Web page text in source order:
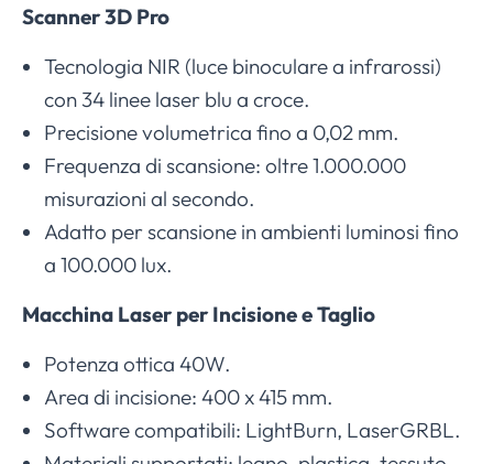
Scanner 3D Pro
Tecnologia NIR (luce binoculare a infrarossi)
con 34 linee laser blu a croce.
Precisione volumetrica fino a 0,02 mm.
Frequenza di scansione: oltre 1.000.000
misurazioni al secondo.
Adatto per scansione in ambienti luminosi fino
a 100.000 lux.
Macchina Laser per Incisione e Taglio
Potenza ottica 40W.
Area di incisione: 400 x 415 mm.
Software compatibili: LightBurn, LaserGRBL.